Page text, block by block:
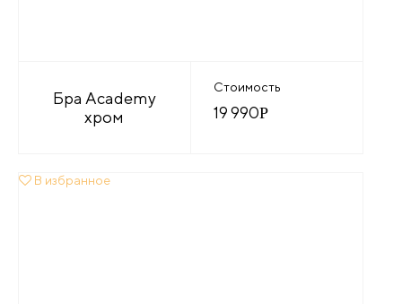
Бра Academy
хром
Стоимость
19 990Р
В избранное